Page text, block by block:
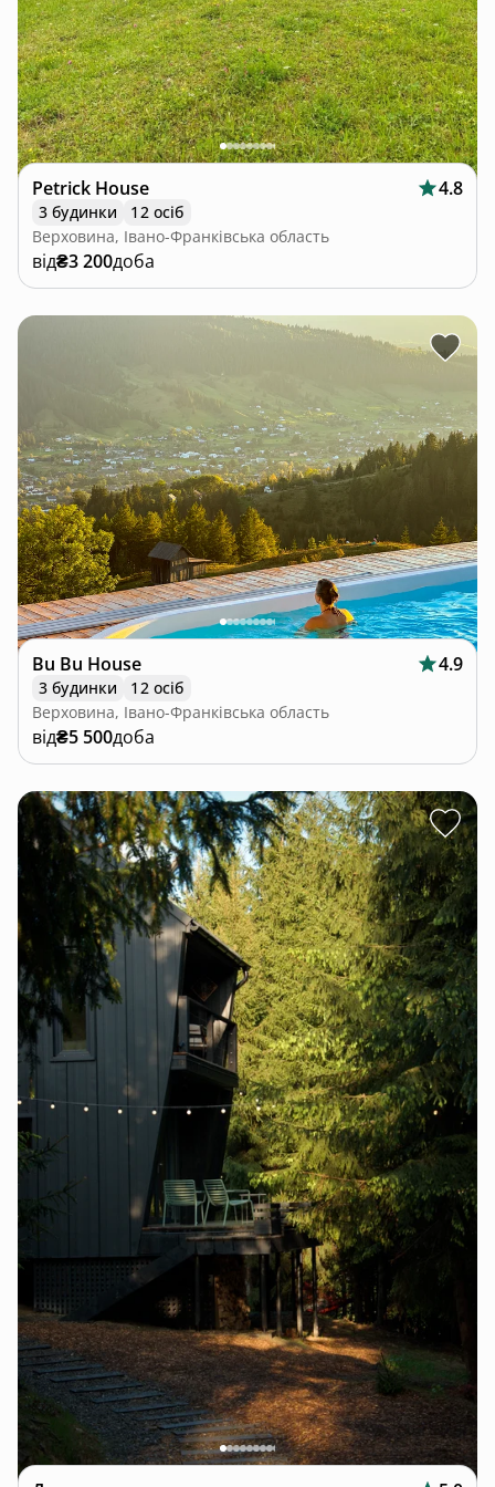
Petrick House 4.8
3 будинки
12 осіб
Верховина, Івано-Франківська область
від₴3 200доба
Bu Bu House 4.9
3 будинки
12 осіб
Верховина, Івано-Франківська область
від₴5 500доба